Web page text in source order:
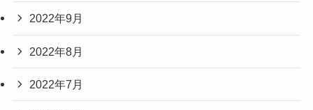
2022年9月
2022年8月
2022年7月